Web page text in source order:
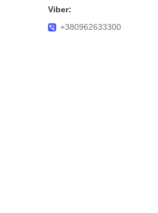
+380962633300